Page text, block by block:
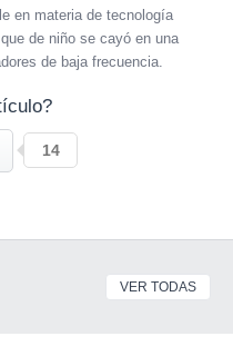
en materia de tecnología
de niño se cayó en una
de baja frecuencia.
14
VER TODAS